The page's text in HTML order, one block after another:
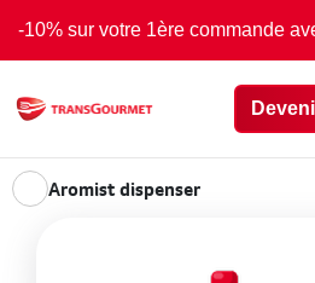
-10% sur votre 1ère commande
Aromist dispenser